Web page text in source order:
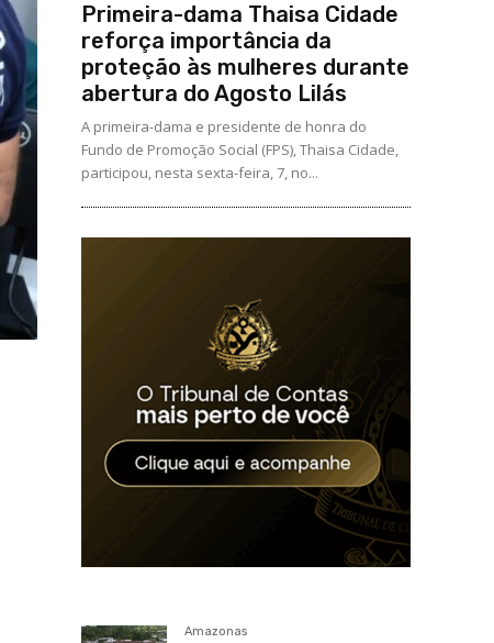
Primeira-dama Thaisa Cidade
reforça importância da
proteção às mulheres durante
abertura do Agosto Lilás
A primeira-dama e presidente de honra do
Fundo de Promoção Social (FPS), Thaisa Cidade,
participou, nesta sexta-feira, 7, no...
Amazonas